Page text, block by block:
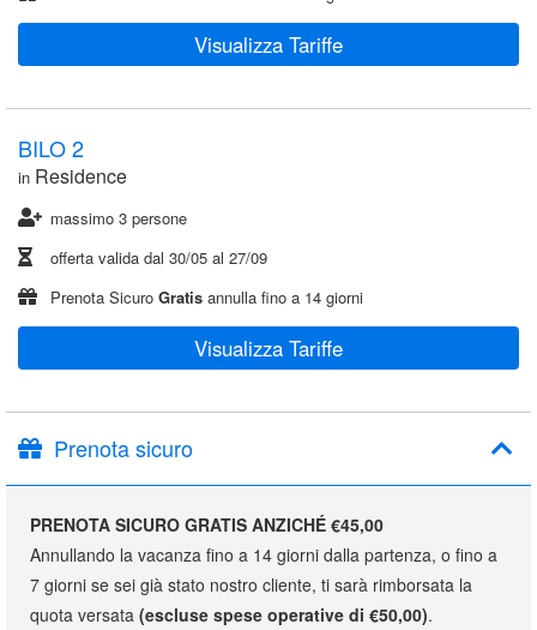
Visualizza Tariffe
BILO 2
in Residence
massimo 3 persone
offerta valida dal 30/05 al 27/09
Prenota Sicuro Gratis annulla fino a 14 giorni
Visualizza Tariffe
Prenota sicuro
PRENOTA SICURO GRATIS ANZICHÉ €45,00
Annullando la vacanza fino a 14 giorni dalla partenza, o fino a
7 giorni se sei già stato nostro cliente, ti sarà rimborsata la
quota versata (escluse spese operative di €50,00).